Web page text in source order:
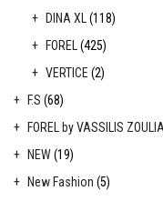
DINA XL(118)
FOREL(425)
VERTICE(2)
F.S (68)
FOREL by VASSILIS
NEW(19)
New Fashion (5)